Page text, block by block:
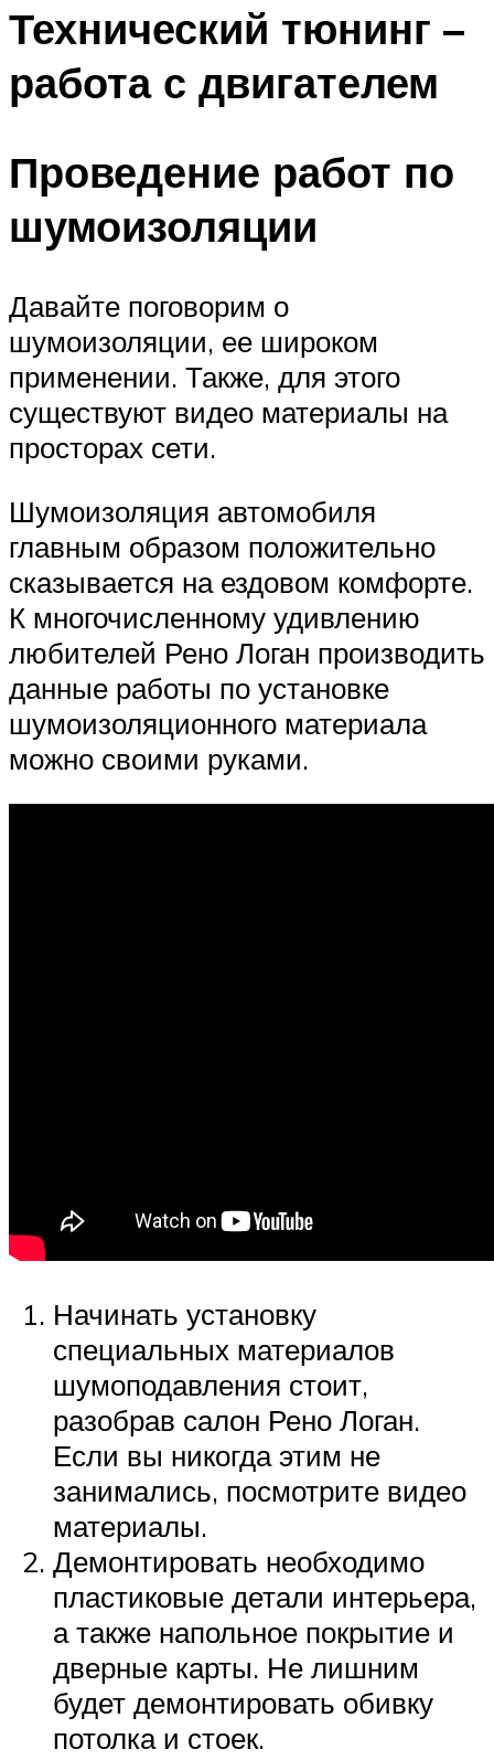
Технический тюнинг –
работа с двигателем
Проведение работ по
шумоизоляции
Давайте поговорим о
шумоизоляции, ее широком
применении. Также, для этого
существуют видео материалы на
просторах сети.
Шумоизоляция автомобиля
главным образом положительно
сказывается на ездовом комфорте.
К многочисленному удивлению
любителей Рено Логан производить
данные работы по установке
шумоизоляционного материала
можно своими руками.
Начинать установку
специальных материалов
шумоподавления стоит,
разобрав салон Рено Логан.
Если вы никогда этим не
занимались, посмотрите видео
материалы.
Демонтировать необходимо
пластиковые детали интерьера,
а также напольное покрытие и
дверные карты. Не лишним
будет демонтировать обивку
потолка и стоек.